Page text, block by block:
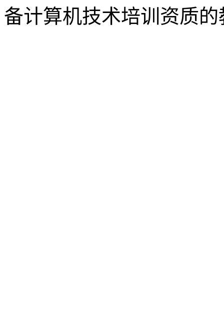
备计算机技术培训资质